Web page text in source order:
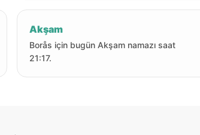
Akşam
Borås için bugün Akşam namazı saat
21:17.